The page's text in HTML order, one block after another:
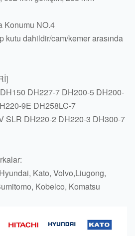
Konumu NO.4
kutu dahildir/cam/kemer arasında
DH227-7 DH200-5 DH200-
9E DH258LC-7
SLR DH220-2 DH220-3 DH300-7
Kato, Volvo,Liugong,
Kobelco, Komatsu